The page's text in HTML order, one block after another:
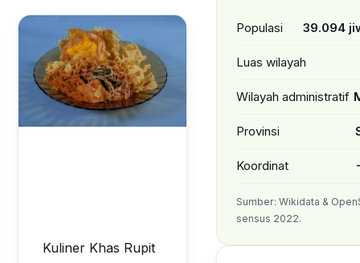
Kuliner Khas Rupit
Populasi 39.094
Luas wilayah
Wilayah administratif
Provinsi
Koordinat
Sumber: Wikidata &
sensus 2022.